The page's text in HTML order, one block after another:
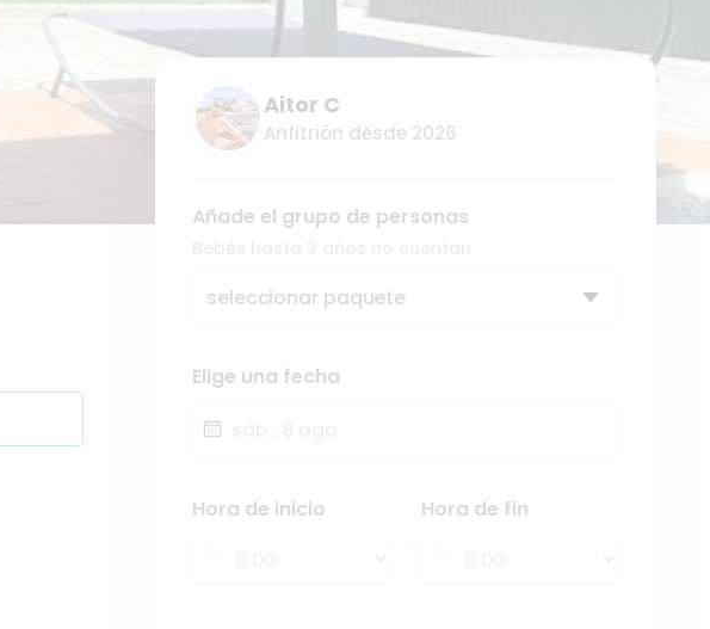
Aitor C
Anfitrión desde 2026
Añade el grupo de personas
seleccionar paquete
Elige una fecha
Hora de inicio
Hora de fin